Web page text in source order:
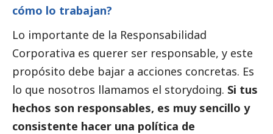
cómo lo trabajan?
Lo importante de la Responsabilidad
Corporativa es querer ser responsable, y este
propósito debe bajar a acciones concretas. Es
lo que nosotros llamamos el storydoing. Si tus
hechos son responsables, es muy sencillo y
consistente hacer una política de